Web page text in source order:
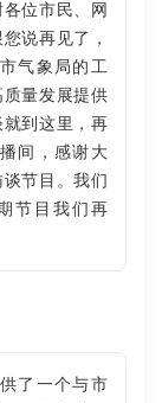
位市民、网
说再见了，
气象局的工
量发展提供
到这里，再
间，感谢大
节目。我们
节目我们再
了一个与市